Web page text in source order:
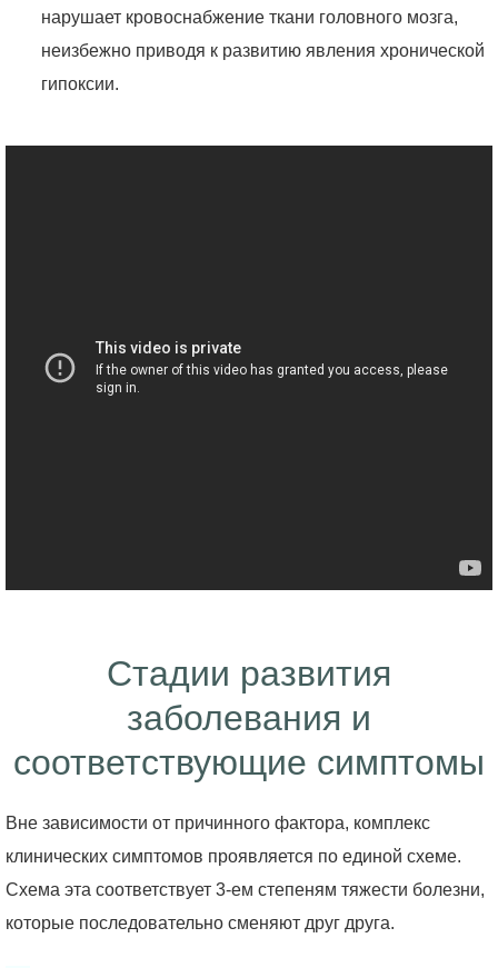
нарушает кровоснабжение ткани головного мозга,
неизбежно приводя к развитию явления хронической
гипоксии.
Стадии развития
заболевания и
соответствующие симптомы
Вне зависимости от причинного фактора, комплекс
клинических симптомов проявляется по единой схеме.
Схема эта соответствует 3-ем степеням тяжести болезни,
которые последовательно сменяют друг друга.